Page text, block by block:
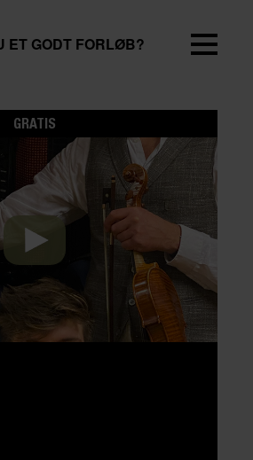
ET GODT FORLØB?
GRATIS